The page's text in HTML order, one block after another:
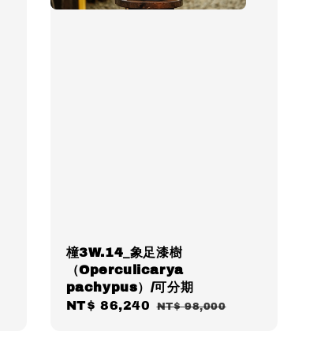
橦3W.14_象足漆樹
（Operculicarya
pachypus）/可分期
Sale
NT$ 86,240 Regular
NT$ 98,000